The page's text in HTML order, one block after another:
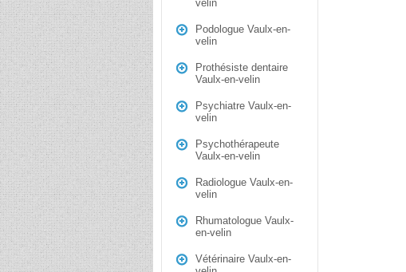
velin
Podologue Vaulx-en-
velin
Prothésiste dentaire
Vaulx-en-velin
Psychiatre Vaulx-en-
velin
Psychothérapeute
Vaulx-en-velin
Radiologue Vaulx-en-
velin
Rhumatologue Vaulx-
en-velin
Vétérinaire Vaulx-en-